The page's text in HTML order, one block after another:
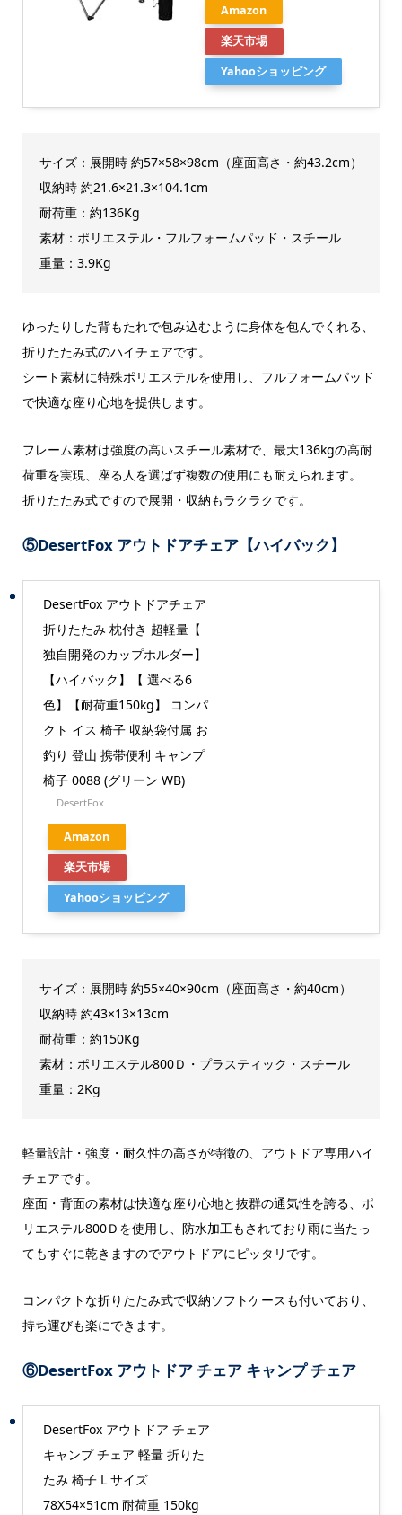
Amazon
楽天市場
Yahooショッピング
サイズ：展開時 約57×58×98cm（座面高さ・約43.2cm）
収納時 約21.6×21.3×104.1cm
耐荷重：約136Kg
素材：ポリエステル・フルフォームパッド・スチール
重量：3.9Kg
ゆったりした背もたれで包み込むように身体を包んでくれる、
折りたたみ式のハイチェアです。
シート素材に特殊ポリエステルを使用し、フルフォームパッド
で快適な座り心地を提供します。
フレーム素材は強度の高いスチール素材で、最大136kgの高耐
荷重を実現、座る人を選ばず複数の使用にも耐えられます。
折りたたみ式ですので展開・収納もラクラクです。
⑤DesertFox アウトドアチェア【ハイバック】
DesertFox アウトドアチェア
折りたたみ 枕付き 超軽量【
独自開発のカップホルダー】
【ハイバック】【 選べる6
色】【耐荷重150kg】 コンパ
クト イス 椅子 収納袋付属 お
釣り 登山 携帯便利 キャンプ
椅子 0088 (グリーン WB)
DesertFox
Amazon
楽天市場
Yahooショッピング
サイズ：展開時 約55×40×90cm（座面高さ・約40cm）
収納時 約43×13×13cm
耐荷重：約150Kg
素材：ポリエステル800Ｄ・プラスティック・スチール
重量：2Kg
軽量設計・強度・耐久性の高さが特徴の、アウトドア専用ハイ
チェアです。
座面・背面の素材は快適な座り心地と抜群の通気性を誇る、ポ
リエステル800Ｄを使用し、防水加工もされており雨に当たっ
てもすぐに乾きますのでアウトドアにピッタリです。
コンパクトな折りたたみ式で収納ソフトケースも付いており、
持ち運びも楽にできます。
⑥DesertFox アウトドア チェア キャンプ チェア
DesertFox アウトドア チェア
キャンプ チェア 軽量 折りた
たみ 椅子 L サイズ
78X54×51cm 耐荷重 150kg